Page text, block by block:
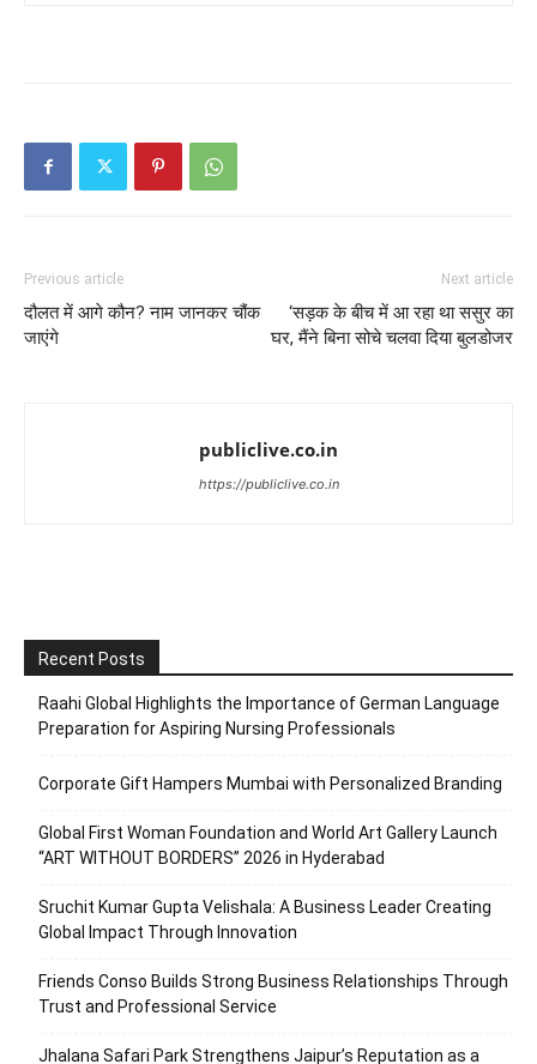
Previous article
दौलत में आगे कौन? नाम जानकर चौंक
जाएंगे
Next article
‘सड़क के बीच में आ रहा था ससुर का
घर, मैंने बिना सोचे चलवा दिया बुलडोजर
publiclive.co.in
https://publiclive.co.in
Recent Posts
Raahi Global Highlights the Importance of German Language
Preparation for Aspiring Nursing Professionals
Corporate Gift Hampers Mumbai with Personalized Branding
Global First Woman Foundation and World Art Gallery Launch
“ART WITHOUT BORDERS” 2026 in Hyderabad
Sruchit Kumar Gupta Velishala: A Business Leader Creating
Global Impact Through Innovation
Friends Conso Builds Strong Business Relationships Through
Trust and Professional Service
Jhalana Safari Park Strengthens Jaipur’s Reputation as a